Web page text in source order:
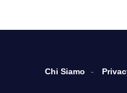
Chi Siamo